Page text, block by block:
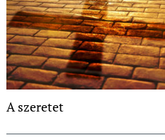
A szeretet